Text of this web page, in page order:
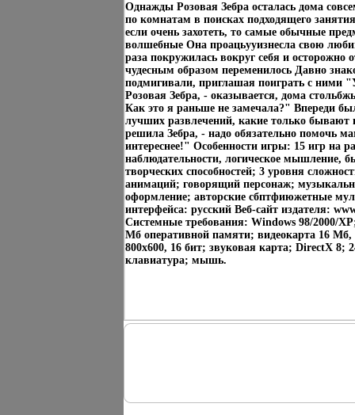
Однажды Розовая Зебра осталась дома
по комнатам в поисках подходящего
если очень захотеть, то самые обычные
волшебные Она проацьууизнесла свою
раза покружилась вокруг себя и осторожно
чудесным образом переменилось Давно
подмигивали, приглашая поиграть с ними
Розовая Зебра, - оказывается, дома
Как это я раньше не замечала?" Впереди
лучших развлечений, какие только бывают
решила Зебра, - надо обязательно помочь
интереснее!" Особенности игры: 15 игр на
наблюдательности, логическое мышление,
творческих способностей; 3 уровня
анимаций; говорящий персонаж;
оформление; авторские сбптфиюжетные
интерфейса: русский Веб-сайт издателя:
Системные требования: Windows 98/2000/
Мб оперативной памяти; видеокарта 16
800х600, 16 бит; звуковая карта; DirectX 8;
клавиатура; мышь.